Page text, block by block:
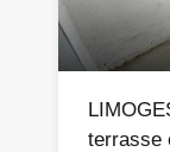
terrasse